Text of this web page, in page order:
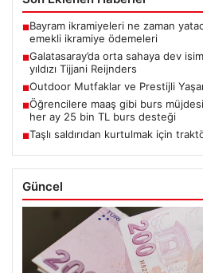
■Bayram ikramiyeleri ne zaman
emekli ikramiye ödemeleri
■Galatasaray’da orta sahaya dev
yıldızı Tijjani Reijnders
■Outdoor Mutfaklar ve Prestijli
■Öğrencilere maaş gibi burs
her ay 25 bin TL burs desteği
■Taşlı saldırıdan kurtulmak için
Güncel